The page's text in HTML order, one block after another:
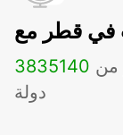
3835 من 140
دولة